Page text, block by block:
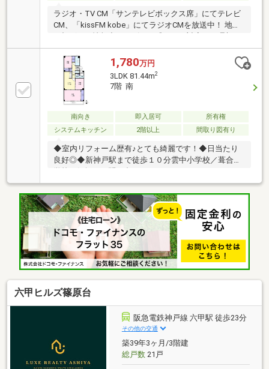
ラジオ・TV CM「サンテレビボックス席」にてテレビ
CM、「kissFM kobe」にてラジオCMを放送中！ 地域
住まい探しをサポート致します♪
1,780万円
3LDK 81.44m2
7階 南
南向き 即入居可
所有権
システムキッチン
2階以上 間取り図有り
◆室内リフォーム歴有♪とても綺麗です！◆日当たり
良好◎◆新神戸駅まで徒歩１０分雲中小学校／葺合中
六甲ヒルズ篠原台
阪急電鉄神戸線 六甲駅 徒歩23分
その他の交通
築39年3ヶ月/3階建
総戸数21戸